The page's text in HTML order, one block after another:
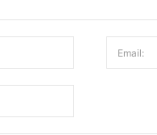
Email: